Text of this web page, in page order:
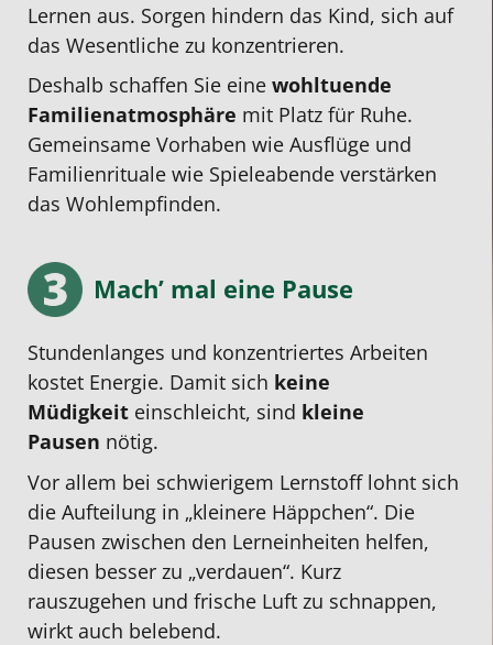
Lernen aus. Sorgen hindern das Kind, sich auf
das Wesentliche zu konzentrieren.
Deshalb schaffen Sie eine wohltuende
Familien­atmosphäre mit Platz für Ruhe.
Gemeinsame Vorhaben wie Ausflüge und
Familienrituale wie Spieleabende verstärken
das Wohlempfinden.
Mach’ mal eine Pause
Stundenlanges und konzentriertes Arbeiten
kostet Energie. Damit sich keine
Müdigkeit einschleicht, sind kleine
Pausen nötig.
Vor allem bei schwierigem Lernstoff lohnt sich
die Aufteilung in „kleinere Häppchen“. Die
Pausen zwischen den Lerneinheiten helfen,
diesen besser zu „verdauen“. Kurz
rauszugehen und frische Luft zu schnappen,
wirkt auch belebend.